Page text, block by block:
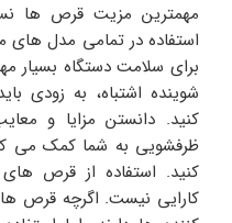
مهمترین مزیت قرص ها
استفاده در تمامی مدل
برای سلامت دستگاه بسیار
شوینده اشتباه، به زودی
کنید. دانستن مزایا و
ظرفشویی به شما کمک می
کنید. استفاده از قرص
کارایی نیست. اگرچه قرص